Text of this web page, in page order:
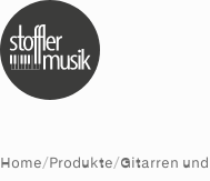
Home/Produkte/Gitarren